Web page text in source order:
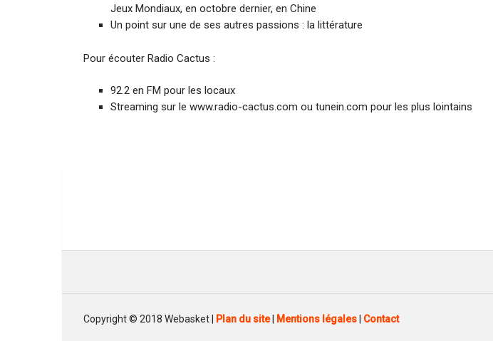
Jeux Mondiaux, en octobre dernier, en Chine
Un point sur une de ses autres passions : la littérature
Pour écouter Radio Cactus :
92.2 en FM pour les locaux
Streaming sur le www.radio-cactus.com ou tunein.com pour les plus lointains
Copyright © 2018 Webasket | Plan du site| Mentions légales Contact